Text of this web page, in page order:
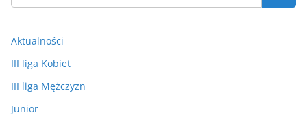
Aktualności
III liga Kobiet
III liga Mężczyzn
Junior